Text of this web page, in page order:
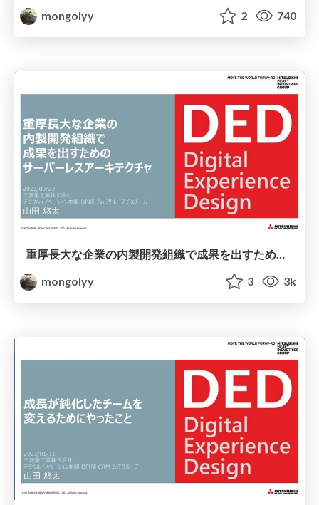
mongolyy 2 740
mongolyy
3 3k